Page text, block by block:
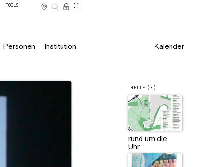
TOOLS
Personen Institution Kalender
HEUTE (3)
rund um die
Uhr